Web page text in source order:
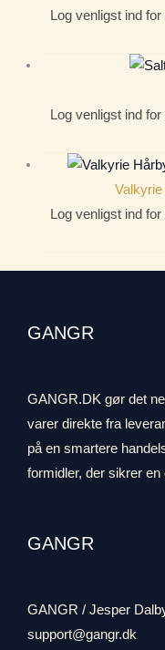
Log venligst ind
Log venligst ind
Log venligst ind
GANGR
GANGR.DK gør det
varer direkte fra
på en smartere
formidler, der sikrer
GANGR
GANGR / Jesper
support@gangr.dk